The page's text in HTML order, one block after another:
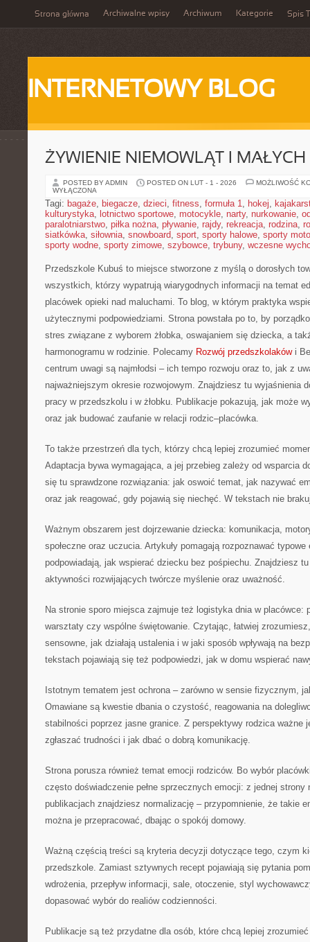
Strona główna Archiwalne wpisy Archiwum Kategorie Spis
INTERNETOWY BLOG
ŻYWIENIE NIEMOWLĄT I MAŁYCH
POSTED BY ADMIN POSTED ON LUT - 1 - 2026
MOŻLIWOŚĆ
WYŁĄCZONA
Tagi: bagaże, biegacze, dzieci, fitness, formuła 1, hokej,
kulturystyka, lotnictwo sportowe, motocykle, narty, nurkowanie,
paralotniarstwo, piłka nożna, pływanie, rajdy, rekreacja, rodzina,
siatkówka, siłownia, snowboard, sport, sporty halowe, sporty
sporty wodne, sporty zimowe, szybowce, trybuny, wczesne
Przedszkole Kubuś to miejsce stworzone z myślą o dorosłych
wszystkich, którzy wypatrują wiarygodnych informacji na temat
placówek opieki nad maluchami. To blog, w którym praktyka
użytecznymi podpowiedziami. Strona powstała po to, by
stres związane z wyborem żłobka, oswajaniem się dziecka, a
harmonogramu w rodzinie. Polecamy Rozwój przedszkolakówi
centrum uwagi są najmłodsi – ich tempo rozwoju oraz to, jak z
najważniejszym okresie rozwojowym. Znajdziesz tu wyjaśnienia
pracy w przedszkolu i w żłobku. Publikacje pokazują, jak może
oraz jak budować zaufanie w relacji rodzic–placówka.
To także przestrzeń dla tych, którzy chcą lepiej zrozumieć
Adaptacja bywa wymagająca, a jej przebieg zależy od wsparcia
się tu sprawdzone rozwiązania: jak oswoić temat, jak nazywać
oraz jak reagować, gdy pojawią się niechęć. W tekstach nie
Ważnym obszarem jest dojrzewanie dziecka: komunikacja,
społeczne oraz uczucia. Artykuły pomagają rozpoznawać
podpowiadają, jak wspierać dziecku bez pośpiechu. Znajdziesz
aktywności rozwijających twórcze myślenie oraz uważność.
Na stronie sporo miejsca zajmuje też logistyka dnia w placówce:
warsztaty czy wspólne świętowanie. Czytając, łatwiej
sensowne, jak działają ustalenia i w jaki sposób wpływają na
tekstach pojawiają się też podpowiedzi, jak w domu wspierać
Istotnym tematem jest ochrona – zarówno w sensie fizycznym,
Omawiane są kwestie dbania o czystość, reagowania na
stabilności poprzez jasne granice. Z perspektywy rodzica ważne
zgłaszać trudności i jak dbać o dobrą komunikację.
Strona porusza również temat emocji rodziców. Bo wybór
często doświadczenie pełne sprzecznych emocji: z jednej strony
publikacjach znajdziesz normalizację – przypomnienie, że takie
można je przepracować, dbając o spokój domowy.
Ważną częścią treści są kryteria decyzji dotyczące tego, czym
przedszkole. Zamiast sztywnych recept pojawiają się pytania
wdrożenia, przepływ informacji, sale, otoczenie, styl
dopasować wybór do realiów codzienności.
Publikacje są też przydatne dla osób, które chcą lepiej